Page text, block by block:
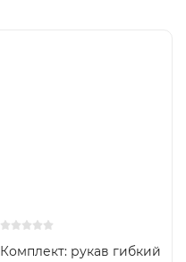
Комплект: рукав гибкий